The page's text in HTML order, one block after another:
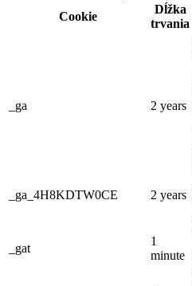
Cookie
Dĺžka
trvania
_ga 2 years
_ga_4H8KDTW0CE
2 years
_gat
1
minute